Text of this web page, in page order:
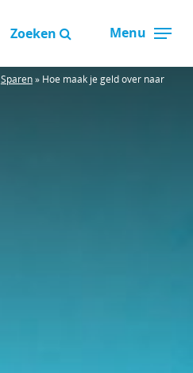
Zoeken Menu
Sparen» Hoe maak je geld over naarMenu